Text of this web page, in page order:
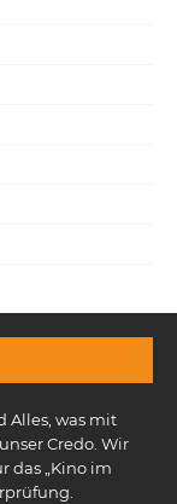
Alles, was mit
Credo. Wir
das „Kino im